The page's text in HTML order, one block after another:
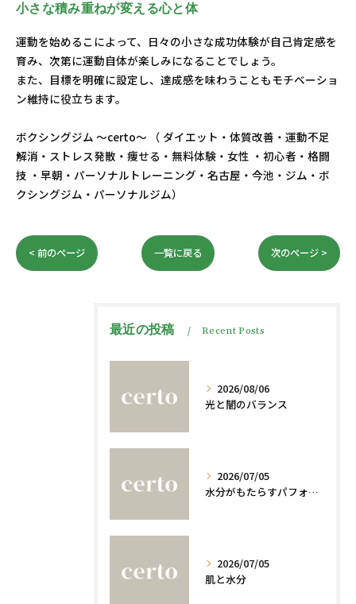
小さな積み重ねが変える心と体
運動を始めるこによって、日々の小さな成功体験が自己肯定感を
育み、次第に運動自体が楽しみになることでしょう。
また、目標を明確に設定し、達成感を味わうこともモチベーショ
ン維持に役立ちます。
ボクシングジム ～certo～ （ ダイエット・体質改善・運動不足
解消・ストレス発散・痩せる・無料体験・女性 ・初心者・格闘
技 ・早朝・パーソナルトレーニング・名古屋・今池・ジム・ボ
クシングジム・パーソナルジム）
< 前のページ 一覧に戻る 次のページ >
最近の投稿 Recent Posts
2026/08/06
光と闇のバランス
2026/07/05
水分がもたらすパフォーマンスへの影響
2026/07/05
肌と水分